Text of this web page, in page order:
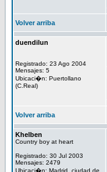
Volver arriba
duendilun
Registrado: 23 Ago 2004
Mensajes: 5
Ubicaci�n: Puertollano
(C.Real)
Volver arriba
Khelben
Country boy at heart
Registrado: 30 Jul 2003
Mensajes: 2479
Ubicaci�n: Madrid, ciudad de